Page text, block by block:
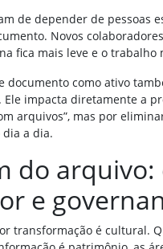
de depender de pessoas
Novos
fica mais leve e o trabalho
documento como ativo
Ele impacta diretamente a
arquivos”, mas por
a dia.
do
e
transformação é cultural.